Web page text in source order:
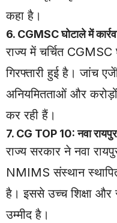
कहा है।
6. CGMSC घोटाले में
राज्य में चर्चित
गिरफ्तारी हुई है। जांच
अनियमितताओं और
कर रही हैं।
7. CG TOP 10: नवा
राज्य सरकार ने नवा
NMIMS संस्थान
है। इससे उच्च शिक्षा और
उम्मीद है।